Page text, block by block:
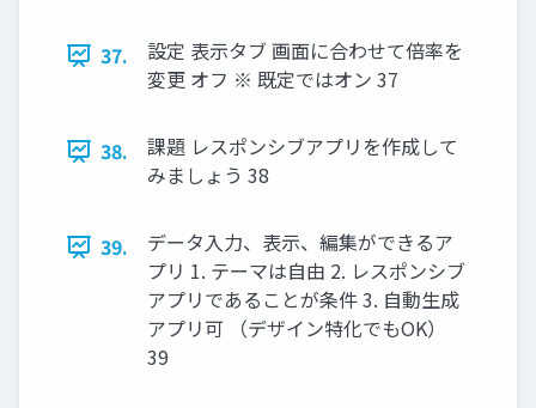
37.
設定 表示タブ 画面に合わせて倍率を
変更 オフ ※ 既定ではオン 37
38.
課題 レスポンシブアプリを作成して
みましょう 38
39.
データ入力、表示、編集ができるア
プリ 1. テーマは自由 2. レスポンシブ
アプリであることが条件 3. 自動生成
アプリ可 （デザイン特化でもOK）
39